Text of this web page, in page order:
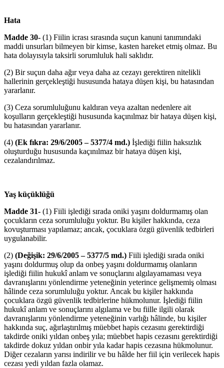
Hata
Madde 30- (1) Fiilin icrası sırasında suçun kanuni tanımındaki
maddi unsurları bilmeyen bir kimse, kasten hareket etmiş olmaz. Bu
hata dolayısıyla taksirli sorumluluk hali saklıdır.
(2) Bir suçun daha ağır veya daha az cezayı gerektiren nitelikli
hallerinin gerçekleştiği hususunda hataya düşen kişi, bu hatasından
yararlanır.
(3) Ceza sorumluluğunu kaldıran veya azaltan nedenlere ait
koşulların gerçekleştiği hususunda kaçınılmaz bir hataya düşen kişi,
bu hatasından yararlanır.
(4) (Ek fıkra: 29/6/2005 – 5377/4 md.) İşlediği fiilin haksızlık
oluşturduğu hususunda kaçınılmaz bir hataya düşen kişi,
cezalandırılmaz.
Yaş küçüklüğü
Madde 31- (1) Fiili işlediği sırada oniki yaşını doldurmamış olan
çocukların ceza sorumluluğu yoktur. Bu kişiler hakkında, ceza
kovuşturması yapılamaz; ancak, çocuklara özgü güvenlik tedbirleri
uygulanabilir.
(2) (Değişik: 29/6/2005 – 5377/5 md.) Fiili işlediği sırada oniki
yaşını doldurmuş olup da onbeş yaşını doldurmamış olanların
işlediği fiilin hukukî anlam ve sonuçlarını algılayamaması veya
davranışlarını yönlendirme yeteneğinin yeterince gelişmemiş olması
hâlinde ceza sorumluluğu yoktur. Ancak bu kişiler hakkında
çocuklara özgü güvenlik tedbirlerine hükmolunur. İşlediği fiilin
hukukî anlam ve sonuçlarını algılama ve bu fiille ilgili olarak
davranışlarını yönlendirme yeteneğinin varlığı hâlinde, bu kişiler
hakkında suç, ağırlaştırılmış müebbet hapis cezasını gerektirdiği
takdirde oniki yıldan onbeş yıla; müebbet hapis cezasını gerektirdiği
takdirde dokuz yıldan onbir yıla kadar hapis cezasına hükmolunur.
Diğer cezaların yarısı indirilir ve bu hâlde her fiil için verilecek hapis
cezası yedi yıldan fazla olamaz.